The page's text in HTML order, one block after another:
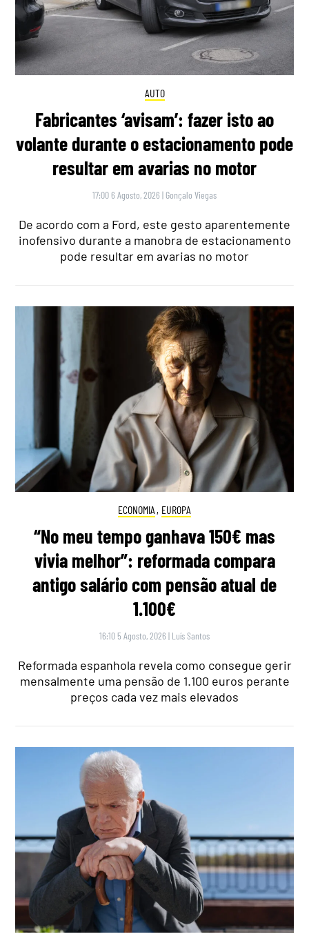
AUTO
Fabricantes ‘avisam’: fazer isto ao
volante durante o estacionamento pode
resultar em avarias no motor
17:00 6 Agosto, 2026 | Gonçalo Viegas
De acordo com a Ford, este gesto aparentemente
inofensivo durante a manobra de estacionamento
pode resultar em avarias no motor
ECONOMIA , EUROPA
“No meu tempo ganhava 150€ mas
vivia melhor”: reformada compara
antigo salário com pensão atual de
1.100€
16:10 5 Agosto, 2026 | Luís Santos
Reformada espanhola revela como consegue gerir
mensalmente uma pensão de 1.100 euros perante
preços cada vez mais elevados